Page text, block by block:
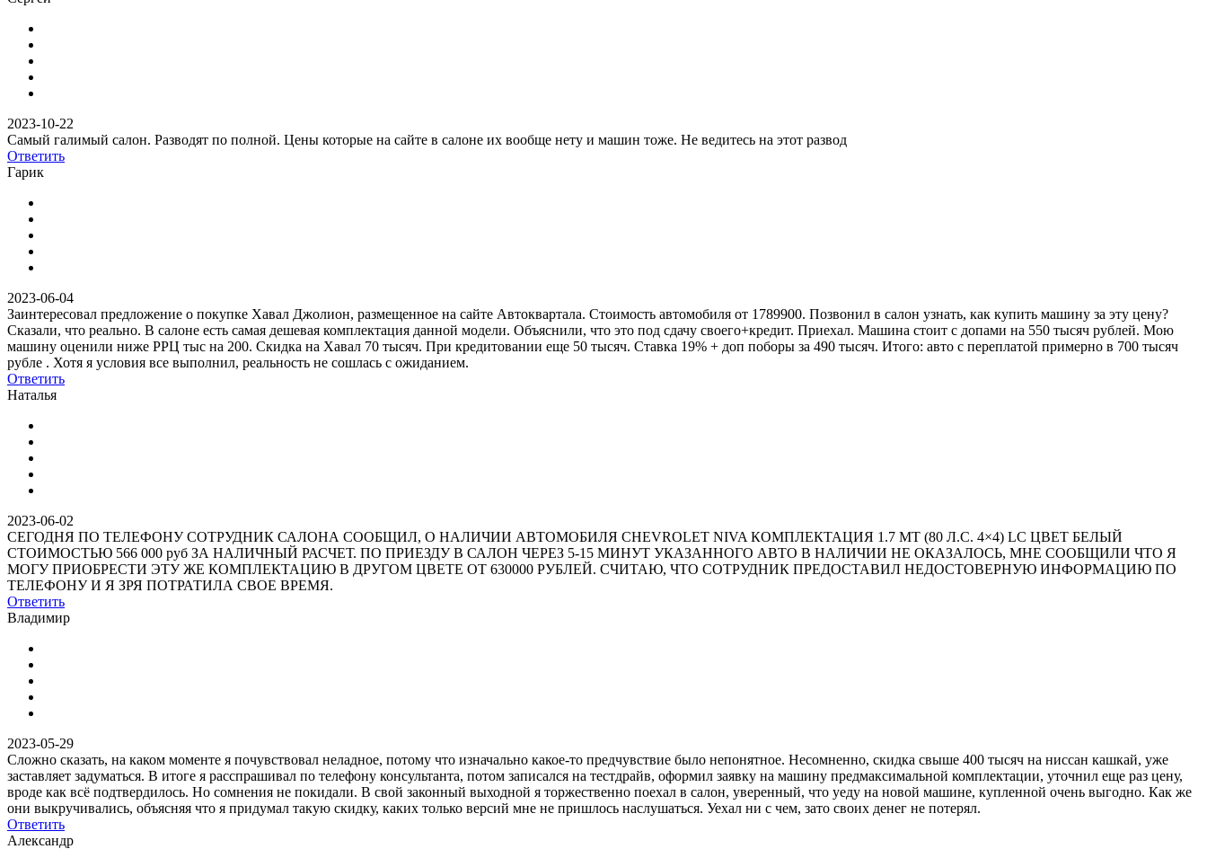
2023-10-22
Самый галимый салон. Разводят по полной. Цены которые на сайте в салоне их вообще нету и машин тоже. Не ведитесь на этот развод
Ответить
Гарик
2023-06-04
Заинтересовал предложение о покупке Хавал Джолион, размещенное на сайте Автоквартала. Стоимость автомобиля от 1789900. Позвонил в салон узнать, как купить машину за эту цену?
Сказали, что реально. В салоне есть самая дешевая комплектация данной модели. Объяснили, что это под сдачу своего+кредит. Приехал. Машина стоит с допами на 550 тысяч рублей. Мою
машину оценили ниже РРЦ тыс на 200. Скидка на Хавал 70 тысяч. При кредитовании еще 50 тысяч. Ставка 19% + доп поборы за 490 тысяч. Итого: авто с переплатой примерно в 700 тысяч
рубле . Хотя я условия все выполнил, реальность не сошлась с ожиданием.
Ответить
Наталья
2023-06-02
СЕГОДНЯ ПО ТЕЛЕФОНУ СОТРУДНИК САЛОНА СООБЩИЛ, О НАЛИЧИИ АВТОМОБИЛЯ CHEVROLET NIVA КОМПЛЕКТАЦИЯ 1.7 MT (80 Л.С. 4×4) LC ЦВЕТ БЕЛЫЙ
СТОИМОСТЬЮ 566 000 руб ЗА НАЛИЧНЫЙ РАСЧЕТ. ПО ПРИЕЗДУ В САЛОН ЧЕРЕЗ 5-15 МИНУТ УКАЗАННОГО АВТО В НАЛИЧИИ НЕ ОКАЗАЛОСЬ, МНЕ СООБЩИЛИ ЧТО Я
МОГУ ПРИОБРЕСТИ ЭТУ ЖЕ КОМПЛЕКТАЦИЮ В ДРУГОМ ЦВЕТЕ ОТ 630000 РУБЛЕЙ. СЧИТАЮ, ЧТО СОТРУДНИК ПРЕДОСТАВИЛ НЕДОСТОВЕРНУЮ ИНФОРМАЦИЮ ПО
ТЕЛЕФОНУ И Я ЗРЯ ПОТРАТИЛА СВОЕ ВРЕМЯ.
Ответить
Владимир
2023-05-29
Сложно сказать, на каком моменте я почувствовал неладное, потому что изначально какое-то предчувствие было непонятное. Несомненно, скидка свыше 400 тысяч на ниссан кашкай, уже
заставляет задуматься. В итоге я расспрашивал по телефону консультанта, потом записался на тестдрайв, оформил заявку на машину предмаксимальной комплектации, уточнил еще раз цену,
вроде как всё подтвердилось. Но сомнения не покидали. В свой законный выходной я торжественно поехал в салон, уверенный, что уеду на новой машине, купленной очень выгодно. Как же
они выкручивались, объясняя что я придумал такую скидку, каких только версий мне не пришлось наслушаться. Уехал ни с чем, зато своих денег не потерял.
Ответить
Александр